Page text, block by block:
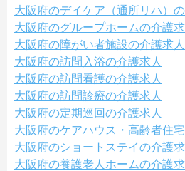
大阪府のデイケア（通所リハ）
大阪府のグループホームの介護求
大阪府の障がい者施設の介護求人
大阪府の訪問入浴の介護求人
大阪府の訪問看護の介護求人
大阪府の訪問診療の介護求人
大阪府の定期巡回の介護求人
大阪府のケアハウス・高齢者住
大阪府のショートステイの介護求
大阪府の養護老人ホームの介護求